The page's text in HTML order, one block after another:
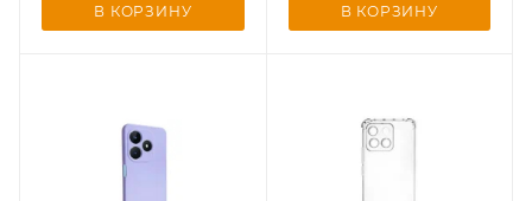
В КОРЗИНУ В КОРЗИНУ